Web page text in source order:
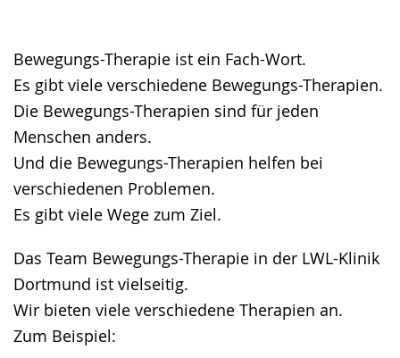
angezeigt.
Bewegungs-Therapie ist ein Fach-Wort.
Es gibt viele verschiedene Bewegungs-Therapien.
Die Bewegungs-Therapien sind für jeden
Menschen anders.
Und die Bewegungs-Therapien helfen bei
verschiedenen Problemen.
Es gibt viele Wege zum Ziel.
Das Team Bewegungs-Therapie in der LWL-Klinik
Dortmund ist vielseitig.
Wir bieten viele verschiedene Therapien an.
Zum Beispiel: